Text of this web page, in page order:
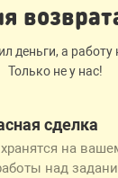
деньги, а
Только не у нас!
сделка
на
над